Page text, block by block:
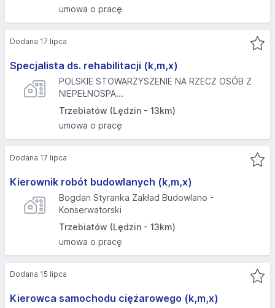
umowa o pracę
Specjalista ds. rehabilitacji (k,m,x)
POLSKIE STOWARZYSZENIE NA RZECZ OSÓB Z
NIEPEŁNOSPA...
Trzebiatów (Lędzin - 13km)
umowa o pracę
Dodana 17 lipca
Kierownik robót budowlanych (k,m,x)
Bogdan Styranka Zakład Budowlano -
Konserwatorski
Trzebiatów (Lędzin - 13km)
umowa o pracę
Dodana 17 lipca
Kierowca samochodu ciężarowego (k,m,x)
Dodana 15 lipca